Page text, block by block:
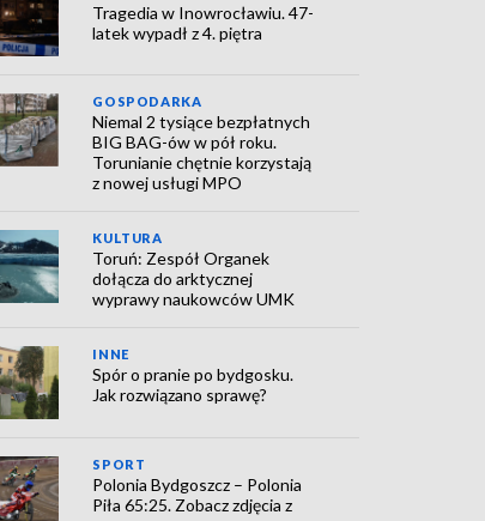
Tragedia w Inowrocławiu. 47-
latek wypadł z 4. piętra
GOSPODARKA
Niemal 2 tysiące bezpłatnych
BIG BAG-ów w pół roku.
Torunianie chętnie korzystają
z nowej usługi MPO
KULTURA
Toruń: Zespół Organek
dołącza do arktycznej
wyprawy naukowców UMK
INNE
Spór o pranie po bydgosku.
Jak rozwiązano sprawę?
SPORT
Polonia Bydgoszcz – Polonia
Piła 65:25. Zobacz zdjęcia z